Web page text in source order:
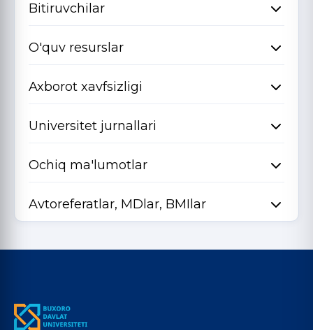
Bitiruvchilar
O'quv resurslar
Axborot xavfsizligi
Universitet jurnallari
Ochiq ma'lumotlar
Avtoreferatlar, MDlar, BMIlar